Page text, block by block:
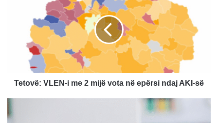
ndajTetovë: VLEN-i me 2 mijë vota në epërsi ndaj AKI-së
Rezultatet
e